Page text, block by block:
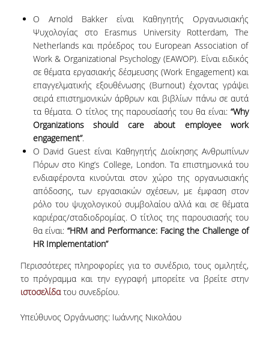
ΔΙΟΙΚΗΤΙΚΟ ΠΡΟΣΩΠΙΚΟ
ΜΕΤΑΔΙΔΑΚΤΟΡΙΚΟΙ ΕΡΕΥΝΗΤΕΣ
ΜΗΤΡΩΟ ΜΕΛΩΝ ΤΜΗΜΑΤΟΣ
ΠΡΟΠΤΥΧΙΑΚΕΣ ΣΠΟΥΔΕΣ
ΠΡΟΓΡΑΜΜΑ ΣΠΟΥΔΩΝ
ΟΔΗΓΟΣ ΚΑΙ ΚΑΤΕΥΘΥΝΣΕΙΣ ΣΠΟΥΔΩΝ
ΜΑΘΗΜΑΤΑ ΠΡΟΓΡΑΜΜΑΤΟΣ ΣΠΟΥΔΩΝ
ΜΑΘΗΜΑΤΑ ΕΛΕΥΘΕΡΗΣ ΕΠΙΛΟΓΗΣ ΑΠΟ
ΑΛΛΑ ΤΜΗΜΑΤΑ
ΒΡΑΒΕΙΑ ΕΡΓΑΣΙΩΝ
ΕΥΚΑΙΡΙΕΣ ΓΙΑ ΠΡΑΚΤΙΚΗ ΑΣΚΗΣΗ
O Arnold Bakkerείναι Καθηγητής Οργανωσιακής
Ψυχολογίας στοErasmus University Rotterdam,The
Netherlands και πρόεδρος του EuropeanAssociationof
Work& Organizational Psychology(EAWOP). Είναι ειδικός
σε θέματα εργασιακής δέσμευσης (Work Engagement) και
επαγγελματικής εξουθένωσης (Βurnout) έχοντας γράψει
σειρά επιστημονικών άρθρων και βιβλίων πάνω σε αυτά
τα θέματα. Ο τίτλος της παρουσίασής του θα είναι:“Why
Organizations should care about employee work
engagement”.
Ο David Guest είναι Καθηγητής Διοίκησης Ανθρωπίνων
Πόρων στο King’s College, London. Τα επιστημονικά του
ενδιαφέροντα κινούνται στον χώρο της οργανωσιακής
απόδοσης, των εργασιακών σχέσεων, με έμφαση στον
ρόλο του ψυχολογικού συμβολαίου αλλά και σε θέματα
καριέρας/σταδιοδρομίας. Ο τίτλος της παρουσιασής του
θα είναι:“HRM and Performance: Facing the Challenge of
HR Implementation”
Περισσότερες πληροφορίες για το συνέδριο, τους ομιλητές,
το πρόγραμμα και την εγγραφή μπορείτε να βρείτε στην
ιστοσελίδατου συνεδρίου.
Υπεύθυνος Οργάνωσης: Ιωάννης Νικολάου